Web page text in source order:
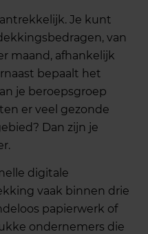
Je kunt
van
maand, afhankelijk
bepaalt het
je beroepsgroep
er veel gezonde
Dan zijn je
digitale
vaak binnen drie
papierwerk of
ondernemers die